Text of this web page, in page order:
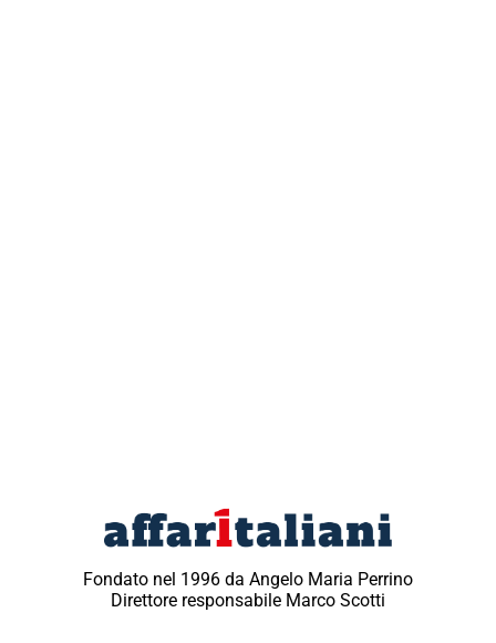
Fondato nel 1996 da Angelo Maria Perrino
Direttore responsabile Marco Scotti